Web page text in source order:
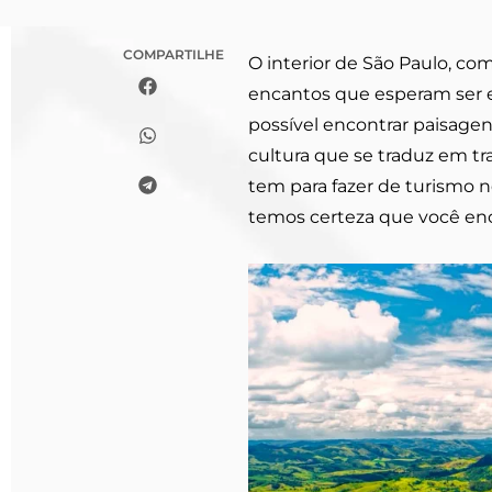
COMPARTILHE
O interior de São Paulo,
encantos que esperam ser
possível encontrar
cultura que se traduz em
tem para fazer de turismo
temos certeza que você